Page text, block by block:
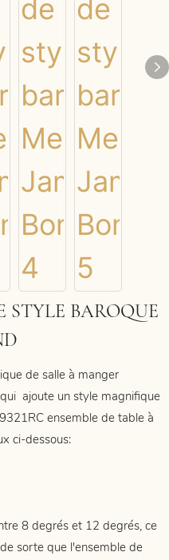
STYLE BAROQUE
de salle à manger
ajoute un style magnifique
ensemble de table à
ci-dessous:
8 degrés et 12 degrés, ce
sorte que l'ensemble de